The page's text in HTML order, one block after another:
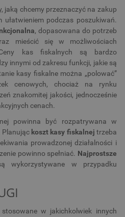
jaką chcemy przeznaczyć na zakup
ułatwieniem podczas poszukiwań.
, dopasowana do potrzeb
mieścić się w możliwościach
kas fiskalnych są bardzo
innymi od zakresu funkcji, jakie są
kasy fiskalne można „polować”
cenowych, chociaż na rynku
znakomitej jakości, jednocześnie
cenach.
powinna być rozpatrywana w
Planując koszt kasy fiskalnej trzeba
prowadzonej działalności i
powinno spełniać. Najprostsze
wykorzystywane w przypadku
w jakichkolwiek innych